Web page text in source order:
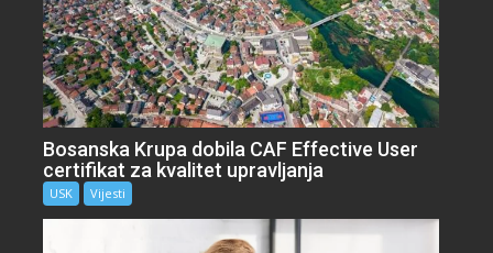
Bosanska Krupa dobila CAF Effective User
certifikat za kvalitet upravljanja
USK Vijesti